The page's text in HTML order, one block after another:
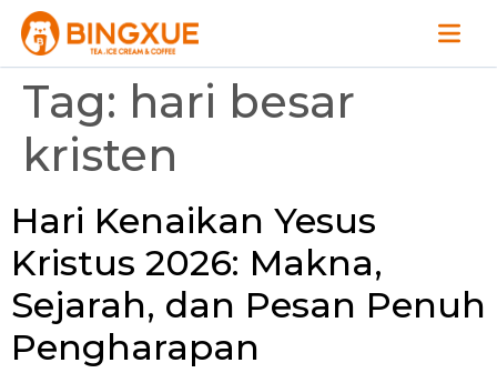
Tag: hari besar
kristen
Hari Kenaikan Yesus
Kristus 2026: Makna,
Sejarah, dan Pesan Penuh
Pengharapan